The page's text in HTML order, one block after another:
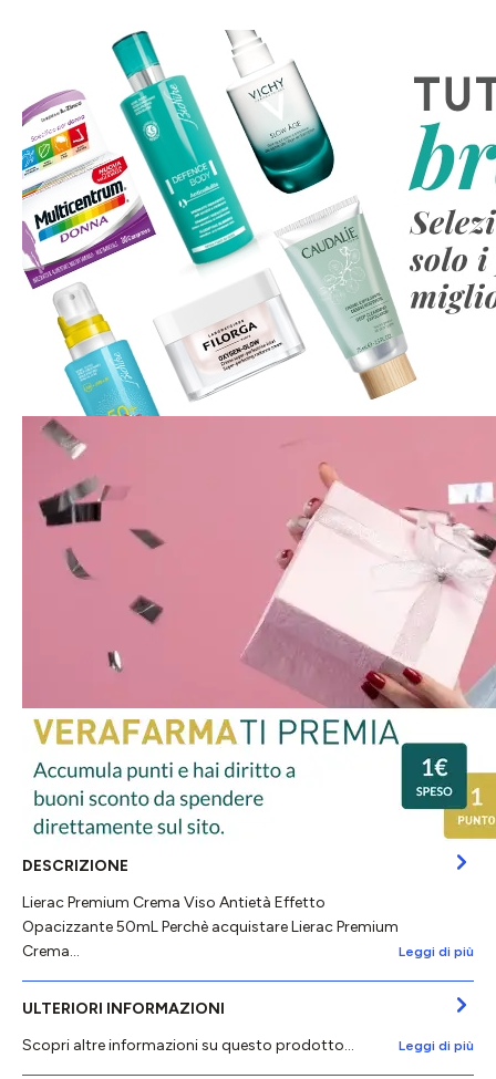
DESCRIZIONE
Lierac Premium Crema Viso Antietà Effetto
Opacizzante 50mL Perchè acquistare Lierac Premium
Crema…
Leggi di più
ULTERIORI INFORMAZIONI
Scopri altre informazioni su questo prodotto...
Leggi di più